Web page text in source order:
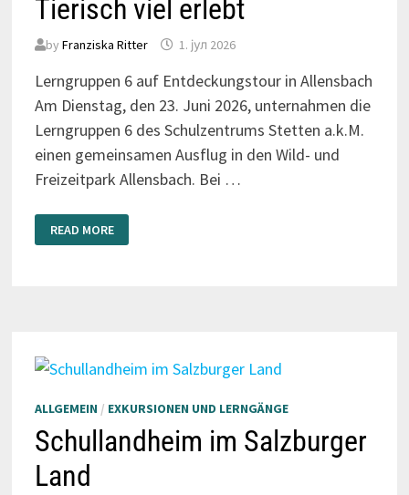
Tierisch viel erlebt
by Franziska Ritter 1. јул 2026
Lerngruppen 6 auf Entdeckungstour in Allensbach
Am Dienstag, den 23. Juni 2026, unternahmen die
Lerngruppen 6 des Schulzentrums Stetten a.k.M.
einen gemeinsamen Ausflug in den Wild- und
Freizeitpark Allensbach. Bei …
VIEL
ERLEBT
READ MORE
ALLGEMEIN / EXKURSIONEN UND LERNGÄNGE
Schullandheim im Salzburger
Land